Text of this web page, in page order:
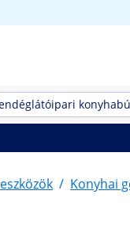
/ Konyhai